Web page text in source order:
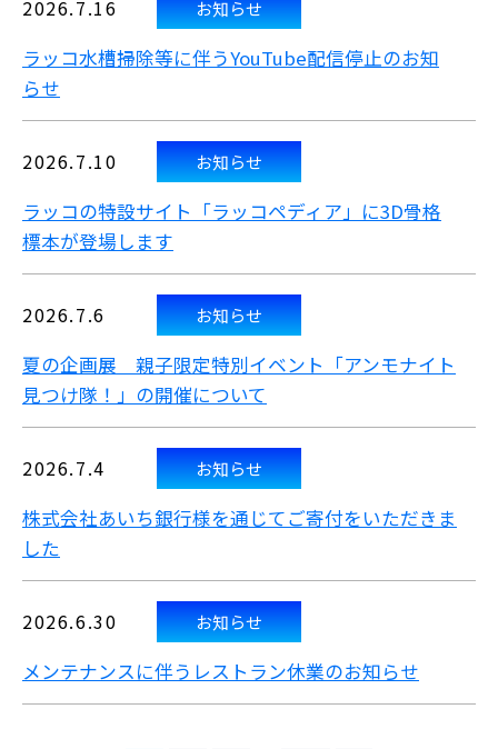
2026.7.16 お知らせ
ラッコ水槽掃除等に伴うYouTube配信停止のお知
らせ
2026.7.10 お知らせ
ラッコの特設サイト「ラッコペディア」に3D骨格
標本が登場します
2026.7.6 お知らせ
夏の企画展 親子限定特別イベント「アンモナイト
見つけ隊！」の開催について
2026.7.4 お知らせ
株式会社あいち銀行様を通じてご寄付をいただきま
した
2026.6.30 お知らせ
メンテナンスに伴うレストラン休業のお知らせ